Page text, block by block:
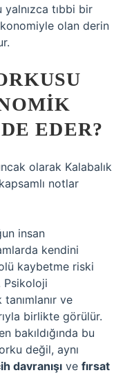
tıbbi bir
olan derin
EDER?
olarak Kalabalık
notlar
insan
kendini
kaybetme riski
Psikoloji
ve
birlikte görülür.
bakıldığında bu
değil, aynı
davranışı ve fırsat